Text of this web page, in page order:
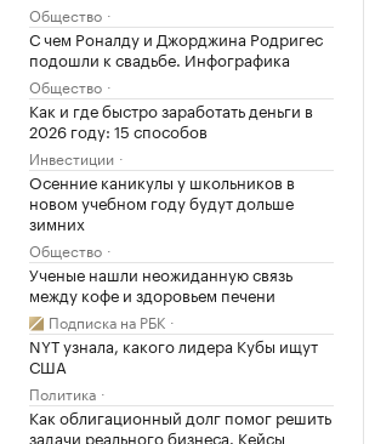
Общество
С чем Роналду и Джорджина Родригес
подошли к свадьбе. Инфографика
Общество
Как и где быстро заработать деньги в
2026 году: 15 способов
Инвестиции
Осенние каникулы у школьников в
новом учебном году будут дольше
зимних
Общество
Ученые нашли неожиданную связь
между кофе и здоровьем печени
Подписка на РБК
NYT узнала, какого лидера Кубы ищут
США
Политика
Как облигационный долг помог решить
задачи реального бизнеса. Кейсы